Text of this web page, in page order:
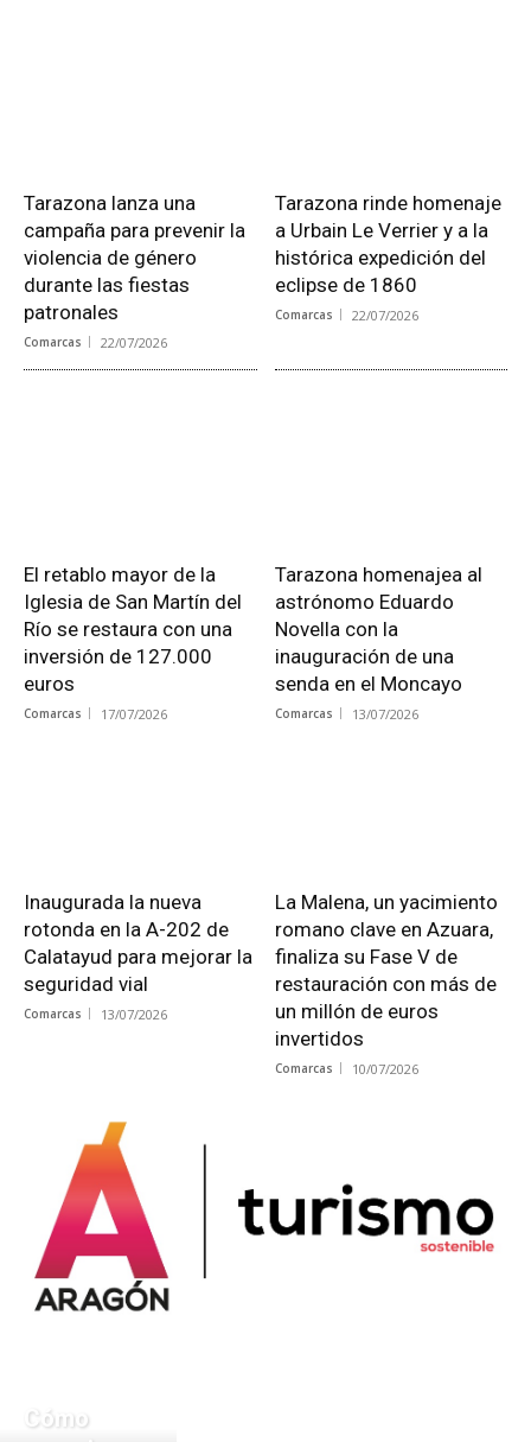
Tarazona lanza una
campaña para prevenir la
violencia de género
durante las fiestas
patronales
Comarcas 22/07/2026
Tarazona rinde homenaje
a Urbain Le Verrier y a la
histórica expedición del
eclipse de 1860
Comarcas 22/07/2026
El retablo mayor de la
Iglesia de San Martín del
Río se restaura con una
inversión de 127.000
euros
Comarcas 17/07/2026
Tarazona homenajea al
astrónomo Eduardo
Novella con la
inauguración de una
senda en el Moncayo
Comarcas 13/07/2026
Inaugurada la nueva
rotonda en la A-202 de
Calatayud para mejorar la
seguridad vial
Comarcas 13/07/2026
La Malena, un yacimiento
romano clave en Azuara,
finaliza su Fase V de
restauración con más de
un millón de euros
invertidos
Comarcas 10/07/2026
Cómo